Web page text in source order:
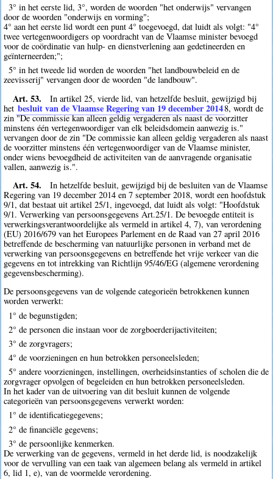
3° in het eerste lid, 3°, worden de woorden "het onderwijs" vervangen
door de woorden "onderwijs en vorming";
4° aan het eerste lid wordt een punt 4° toegevoegd, dat luidt als volgt: "4°
twee vertegenwoordigers op voordracht van de Vlaamse minister bevoegd
voor de coördinatie van hulp- en dienstverlening aan gedetineerden en
geïnterneerden;";
5° in het tweede lid worden de woorden "het landbouwbeleid en de
zeevisserij" vervangen door de woorden "de landbouw".
Art. 53.
In artikel 25, vierde lid, van hetzelfde besluit, gewijzigd bij
het besluit van de Vlaamse Regering van 19 december 20148, wordt de
zin "De commissie kan alleen geldig vergaderen als naast de voorzitter
minstens één vertegenwoordiger van elk beleidsdomein aanwezig is."
vervangen door de zin "De commissie kan alleen geldig vergaderen als naast
de voorzitter minstens één vertegenwoordiger van de Vlaamse minister,
onder wiens bevoegdheid de activiteiten van de aanvragende organisatie
vallen, aanwezig is.".
Art. 54.
In hetzelfde besluit, gewijzigd bij de besluiten van de Vlaamse
Regering van 19 december 2014 en 7 september 2018, wordt een hoofdstuk
9/1, dat bestaat uit artikel 25/1, ingevoegd, dat luidt als volgt: "Hoofdstuk
9/1. Verwerking van persoonsgegevens Art.25/1. De bevoegde entiteit is
verwerkingsverantwoordelijke als vermeld in artikel 4, 7), van verordening
(EU) 2016/679 van het Europees Parlement en de Raad van 27 april 2016
betreffende de bescherming van natuurlijke personen in verband met de
verwerking van persoonsgegevens en betreffende het vrije verkeer van die
gegevens en tot intrekking van Richtlijn 95/46/EG (algemene verordening
gegevensbescherming).
De persoonsgegevens van de volgende categorieën betrokkenen kunnen
worden verwerkt:
1° de begunstigden;
2° de personen die instaan voor de zorgboerderijactiviteiten;
3° de zorgvragers;
4° de voorzieningen en hun betrokken personeelsleden;
5° andere voorzieningen, instellingen, overheidsinstanties of scholen die de
zorgvrager opvolgen of begeleiden en hun betrokken personeelsleden.
In het kader van de uitvoering van dit besluit kunnen de volgende
categorieën van persoonsgegevens verwerkt worden:
1° de identificatiegegevens;
2° de financiële gegevens;
3° de persoonlijke kenmerken.
De verwerking van de gegevens, vermeld in het derde lid, is noodzakelijk
voor de vervulling van een taak van algemeen belang als vermeld in artikel
6, lid 1, e), van de voormelde verordening.